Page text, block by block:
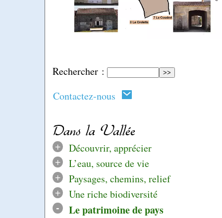
Rechercher :
Contactez-nous
Dans la Vallée
+
Découvrir, apprécier
+
L’eau, source de vie
+
Paysages, chemins, relief
+
Une riche biodiversité
- Le patrimoine de pays